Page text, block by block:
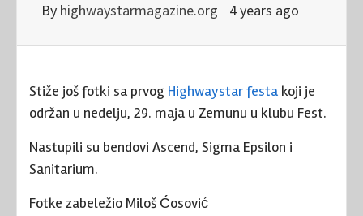
By highwaystarmagazine.org 4 years ago
Stiže još fotki sa prvog Highwaystar festa koji je
održan u nedelju, 29. maja u Zemunu u klubu Fest.
Nastupili su bendovi Ascend, Sigma Epsilon i
Sanitarium.
Fotke zabeležio Miloš Ćosović